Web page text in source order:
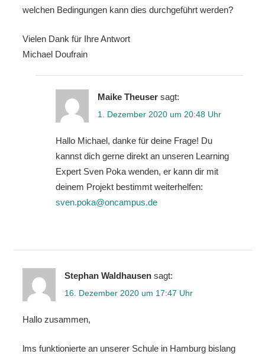
welchen Bedingungen kann dies durchgeführt werden?
Vielen Dank für Ihre Antwort
Michael Doufrain
Maike Theuser sagt:
1. Dezember 2020 um 20:48 Uhr
Hallo Michael, danke für deine Frage! Du
kannst dich gerne direkt an unseren Learning
Expert Sven Poka wenden, er kann dir mit
deinem Projekt bestimmt weiterhelfen:
sven.poka@oncampus.de
Stephan Waldhausen sagt:
16. Dezember 2020 um 17:47 Uhr
Hallo zusammen,
lms funktionierte an unserer Schule in Hamburg bislang